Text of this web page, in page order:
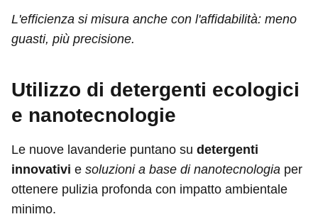
L'efficienza si misura anche con l'affidabilità: meno
guasti, più precisione.
Utilizzo di detergenti ecologici
e nanotecnologie
Le nuove lavanderie puntano su detergenti
innovativi e soluzioni a base di nanotecnologia per
ottenere pulizia profonda con impatto ambientale
minimo.